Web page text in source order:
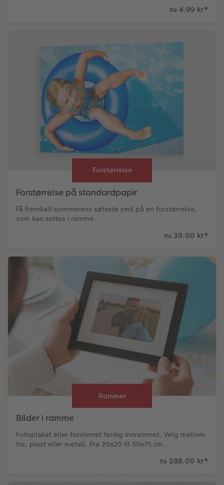
fra 4.99 kr*
Forstørrelse
Forstørrelse på standardpapir
Få fremkalt sommerens søteste smil på en forstørrelse,
som kan settes i ramme.
fra 39.00 kr*
Rammer
Bilder i ramme
Fotoplakat eller fotolerret ferdig innrammet. Velg mellom
tre, plast eller metall. Fra 20x20 til 50x75 cm.
fra 288.00 kr*